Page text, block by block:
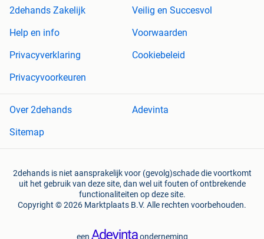
2dehands Zakelijk
Veilig en Succesvol
Help en info
Voorwaarden
Privacyverklaring
Cookiebeleid
Privacyvoorkeuren
Over 2dehands
Adevinta
Sitemap
2dehands is niet aansprakelijk voor (gevolg)schade die voortkomt
uit het gebruik van deze site, dan wel uit fouten of ontbrekende
functionaliteiten op deze site.
Copyright © 2026 Marktplaats B.V. Alle rechten voorbehouden.
een onderneming